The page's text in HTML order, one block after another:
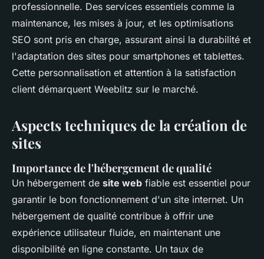
professionnelle. Des services essentiels comme la
maintenance, les mises à jour, et les optimisations
SEO sont pris en charge, assurant ainsi la durabilité et
l'adaptation des sites pour smartphones et tablettes.
Cette personnalisation et attention à la satisfaction
client démarquent Weeblitz sur le marché.
Aspects techniques de la création de
sites
Importance de l'hébergement de qualité
Un hébergement de site web fiable est essentiel pour
garantir le bon fonctionnement d'un site internet. Un
hébergement de qualité contribue à offrir une
expérience utilisateur fluide, en maintenant une
disponibilité en ligne constante. Un taux de